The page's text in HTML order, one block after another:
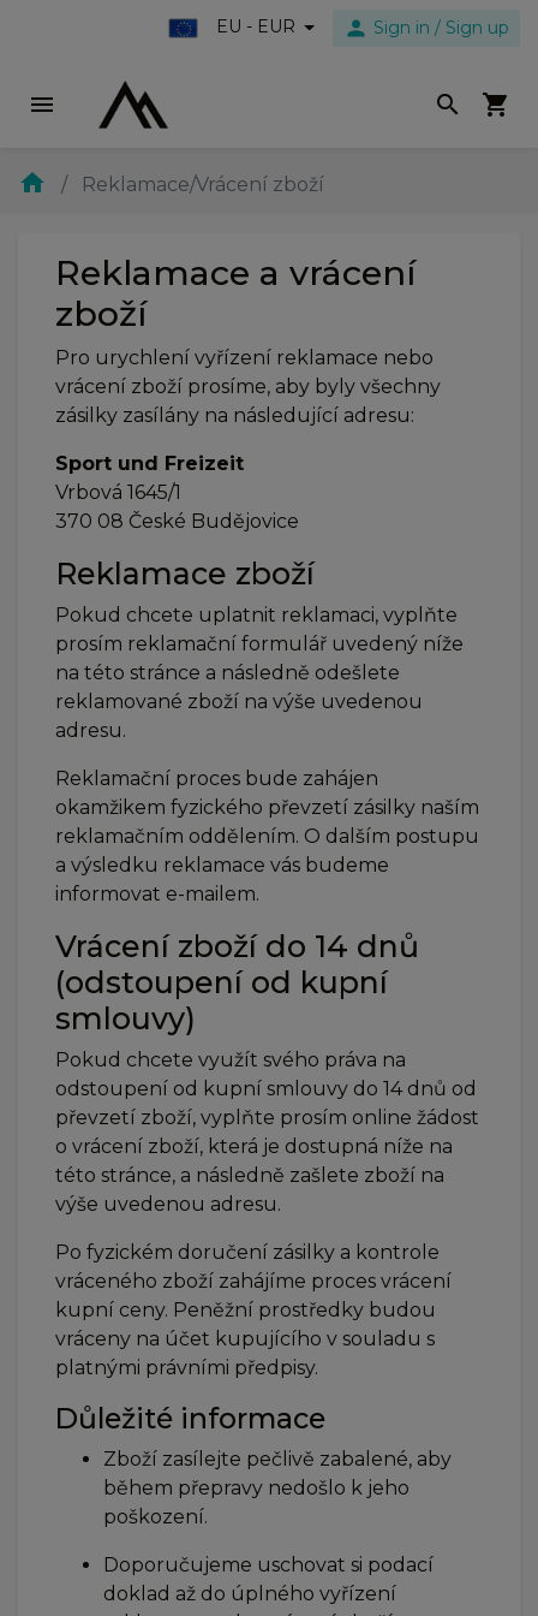
EU - EUR person Sign in / Sign up
menu search shopping_cart
home Reklamace/Vrácení zboží
Reklamace a vrácení
zboží
Pro urychlení vyřízení reklamace nebo
vrácení zboží prosíme, aby byly všechny
zásilky zasílány na následující adresu:
Sport und Freizeit
Vrbová 1645/1
370 08 České Budějovice
Reklamace zboží
Pokud chcete uplatnit reklamaci, vyplňte
prosím reklamační formulář uvedený níže
na této stránce a následně odešlete
reklamované zboží na výše uvedenou
adresu.
Reklamační proces bude zahájen
okamžikem fyzického převzetí zásilky naším
reklamačním oddělením. O dalším postupu
a výsledku reklamace vás budeme
informovat e-mailem.
Vrácení zboží do 14 dnů
(odstoupení od kupní
smlouvy)
Pokud chcete využít svého práva na
odstoupení od kupní smlouvy do 14 dnů od
převzetí zboží, vyplňte prosím online žádost
o vrácení zboží, která je dostupná níže na
této stránce, a následně zašlete zboží na
výše uvedenou adresu.
Po fyzickém doručení zásilky a kontrole
vráceného zboží zahájíme proces vrácení
kupní ceny. Peněžní prostředky budou
vráceny na účet kupujícího v souladu s
platnými právními předpisy.
Důležité informace
Zboží zasílejte pečlivě zabalené, aby
během přepravy nedošlo k jeho
poškození.
Doporučujeme uschovat si podací
doklad až do úplného vyřízení